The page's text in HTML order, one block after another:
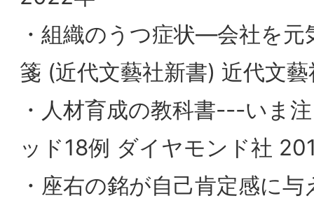
触れながら、
タグラインを軸として経営することの有効
性を一つのアイデアとして投げかけさせて
と考えております。
2025/10/31